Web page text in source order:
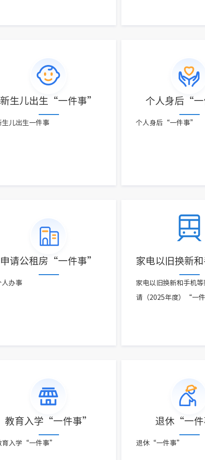
新生儿出生“一件事”
生儿出生一件事
个人身后“一
个人身后“一件事”
申请公租房“一件事”
人办事
家电以旧换新和手机
请（2025年度）“一
教育入学“一件事”
育入学“一件事”
退休“一件
退休“一件事”